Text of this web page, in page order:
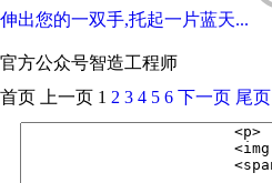
伸出您的一双手,托起一片蓝天...
官方公众号智造工程师
首页 上一页 1 2 3 4 5 6 下一页 尾页